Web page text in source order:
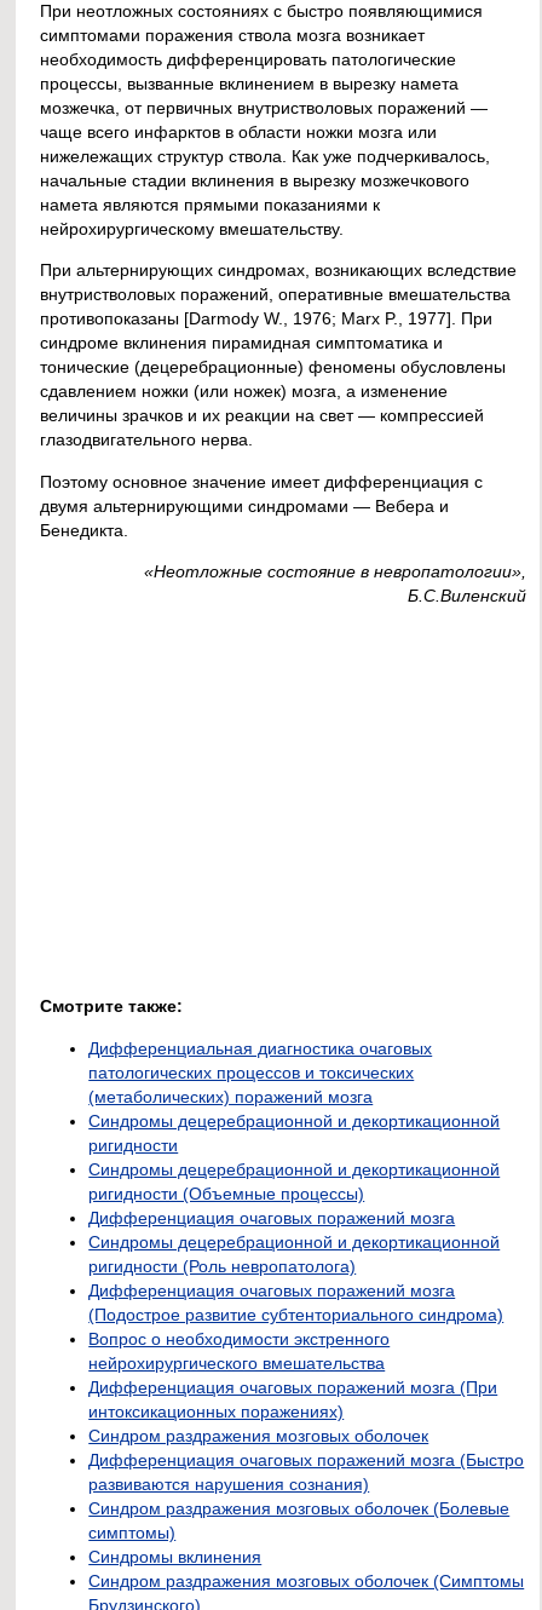
При неотложных состояниях с быстро появляющимися
симптомами поражения ствола мозга возникает
необходимость дифференцировать патологические
процессы, вызванные вклинением в вырезку намета
мозжечка, от первичных внутристволовых поражений —
чаще всего инфарктов в области ножки мозга или
нижележащих структур ствола. Как уже подчеркивалось,
начальные стадии вклинения в вырезку мозжечкового
намета являются прямыми показаниями к
нейрохирургическому вмешательству.
При альтернирующих синдромах, возникающих вследствие
внутристволовых поражений, оперативные вмешательства
противопоказаны [Darmody W., 1976; Marx P., 1977]. При
синдроме вклинения пирамидная симптоматика и
тонические (децеребрационные) феномены обусловлены
сдавлением ножки (или ножек) мозга, а изменение
величины зрачков и их реакции на свет — компрессией
глазодвигательного нерва.
Поэтому основное значение имеет дифференциация с
двумя альтернирующими синдромами — Вебера и
Бенедикта.
«Неотложные состояние в невропатологии»,
Б.С.Виленский
Смотрите также:
Дифференциальная диагностика очаговых
патологических процессов и токсических
(метаболических) поражений мозга
Синдромы децеребрационной и декортикационной
ригидности
Синдромы децеребрационной и декортикационной
ригидности (Объемные процессы)
Дифференциация очаговых поражений мозга
Синдромы децеребрационной и декортикационной
ригидности (Роль невропатолога)
Дифференциация очаговых поражений мозга
(Подострое развитие субтенториального синдрома)
Вопрос о необходимости экстренного
нейрохирургического вмешательства
Дифференциация очаговых поражений мозга (При
интоксикационных поражениях)
Синдром раздражения мозговых оболочек
Дифференциация очаговых поражений мозга (Быстро
развиваются нарушения сознания)
Синдром раздражения мозговых оболочек (Болевые
симптомы)
Синдромы вклинения
Синдром раздражения мозговых оболочек (Симптомы
Брудзинского)